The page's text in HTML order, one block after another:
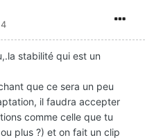
stabilité qui est un
que ce sera un peu
il faudra accepter
comme celle que tu
plus ?) et on fait un clip